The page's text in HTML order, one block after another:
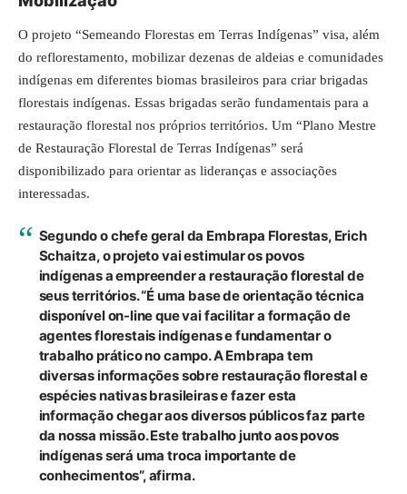
O projeto “Semeando Florestas em Terras Indígenas” visa, além
do reflorestamento, mobilizar dezenas de aldeias e comunidades
indígenas em diferentes biomas brasileiros para criar brigadas
florestais indígenas. Essas brigadas serão fundamentais para a
restauração florestal nos próprios territórios. Um “Plano Mestre
de Restauração Florestal de Terras Indígenas” será
disponibilizado para orientar as lideranças e associações
interessadas.
Segundo o chefe geral da Embrapa Florestas, Erich
Schaitza, o projeto vai estimular os povos
indígenas a empreender a restauração florestal de
seus territórios. “É uma base de orientação técnica
disponível on-line que vai facilitar a formação de
agentes florestais indígenas e fundamentar o
trabalho prático no campo. A Embrapa tem
diversas informações sobre restauração florestal e
espécies nativas brasileiras e fazer esta
informação chegar aos diversos públicos faz parte
da nossa missão. Este trabalho junto aos povos
indígenas será uma troca importante de
conhecimentos”, afirma.